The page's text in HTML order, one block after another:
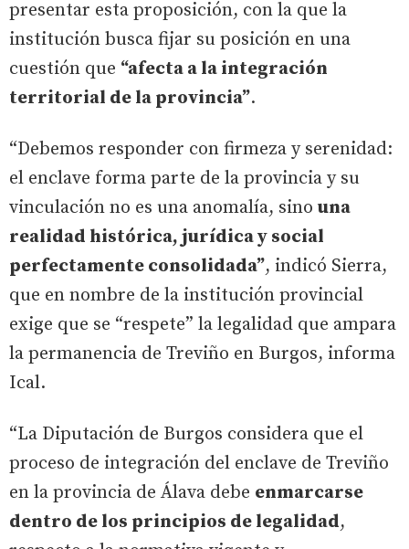
presentar esta proposición, con la que la
institución busca fijar su posición en una
cuestión que “afecta a la integración
territorial de la provincia”.
“Debemos responder con firmeza y serenidad:
el enclave forma parte de la provincia y su
vinculación no es una anomalía, sino una
realidad histórica, jurídica y social
perfectamente consolidada”, indicó Sierra,
que en nombre de la institución provincial
exige que se “respete” la legalidad que ampara
la permanencia de Treviño en Burgos, informa
Ical.
“La Diputación de Burgos considera que el
proceso de integración del enclave de Treviño
en la provincia de Álava debe enmarcarse
dentro de los principios de legalidad,